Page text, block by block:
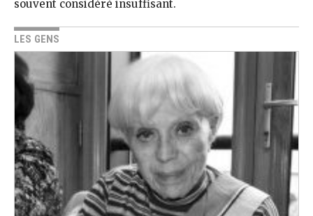
souvent considéré insuffisant.
LES GENS